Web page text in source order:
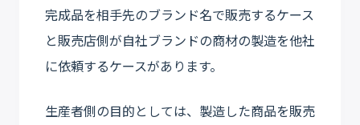
完成品を相手先のブランド名で販売するケース
と販売店側が自社ブランドの商材の製造を他社
に依頼するケースがあります。
生産者側の目的としては、製造した商品を販売